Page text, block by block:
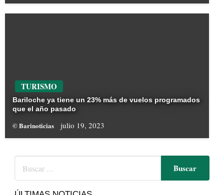
TURISMO
Bariloche ya tiene un 23% más de vuelos programados
que el año pasado
© Barinoticias julio 19, 2023